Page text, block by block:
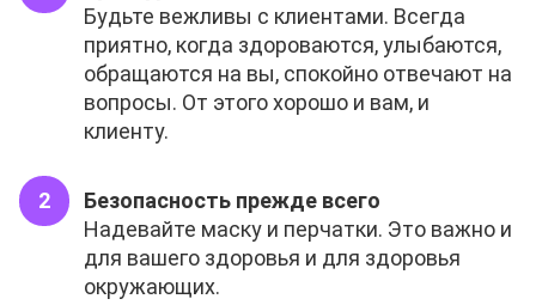
Будьте вежливы с клиентами. Всегда
приятно, когда здороваются, улыбаются,
обращаются на вы, спокойно отвечают на
вопросы. От этого хорошо и вам, и
клиенту.
Безопасность прежде всего
Надевайте маску и перчатки. Это важно и
для вашего здоровья и для здоровья
окружающих.